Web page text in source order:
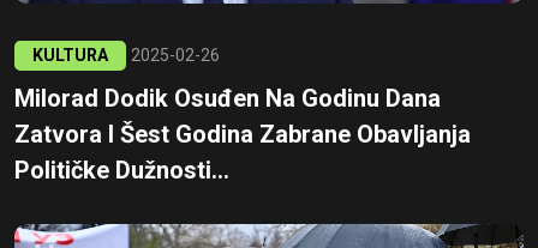
KULTURA 2025-02-26
Milorad Dodik Osuđen Na Godinu Dana
Zatvora I Šest Godina Zabrane Obavljanja
Političke Dužnosti...